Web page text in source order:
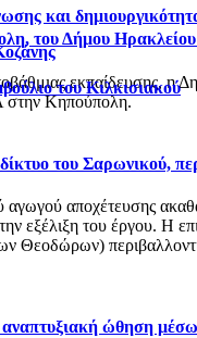
του Δήμου
εκπαίδευσης, η
Κηπούπολη.
του Σαρωνικού,
αποχέτευσης
εξέλιξη του έργου. Η
αναπτυξιακή ώθηση
και
του Κιλκισιακού